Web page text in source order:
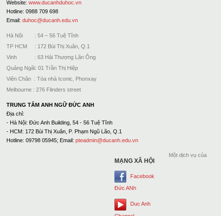
Website: www.ducanhduhoc.vn
Hotline: 0988 709 698
Email: duhoc@ducanh.edu.vn
Hà Nội : 54 – 56 Tuệ Tĩnh
TP HCM : 172 Bùi Thị Xuân, Q.1
Vinh : 63 Hải Thượng Lãn Ông
Quảng Ngãi: 01 Trần Thị Hiệp
Viên Chăn : Tòa nhà Iconic, Phonxay
Melbourne : 276 Flinders street
TRUNG TÂM ANH NGỮ ĐỨC ANH
Địa chỉ:
- Hà Nội: Đức Anh Building, 54 - 56 Tuệ Tĩnh
- HCM: 172 Bùi Thị Xuân, P. Phạm Ngũ Lão, Q.1
Hotline: 09798 05945; Email: pteadmin@ducanh.edu.vn
MẠNG XÃ HỘI
Facebook
Đức ANh
Duc Anh
Một dịch vụ của